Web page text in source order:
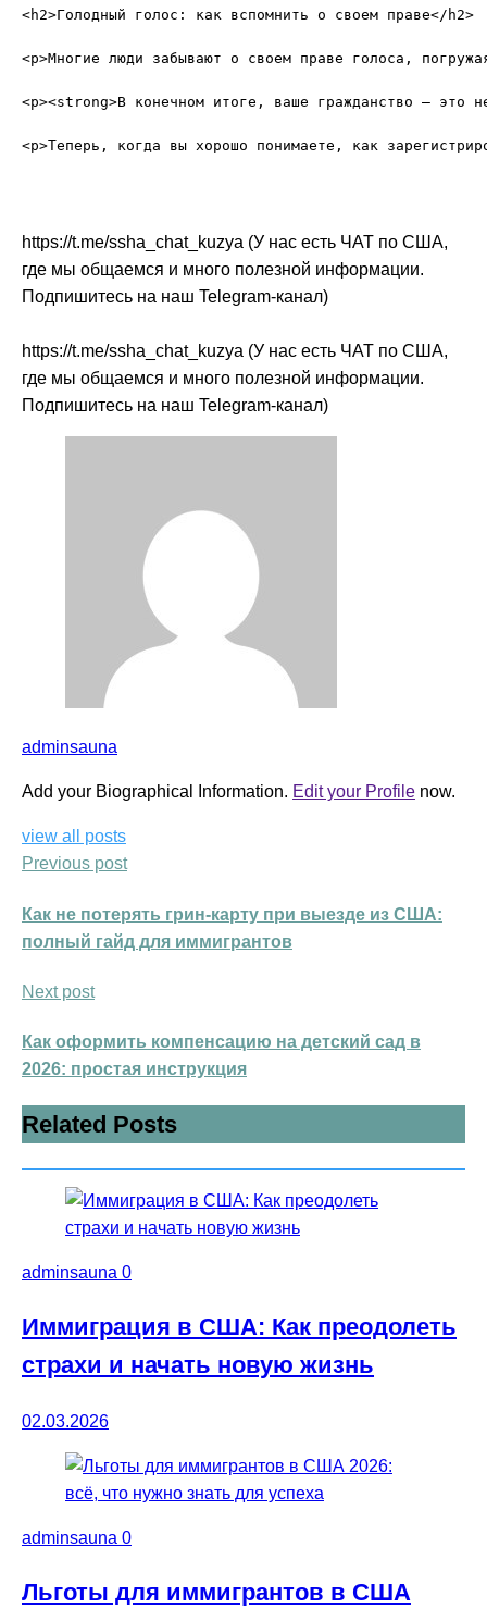
<h2>Голодный голос: как вспомнить о своем праве</h2>
<p>Многие люди забывают о своем праве голоса,
<p><strong>В конечном итоге, ваше гражданство – это
https://t.me/ssha_chat_kuzya (У нас есть ЧАТ по США,
где мы общаемся и много полезной информации.
Подпишитесь на наш Telegram-канал)
https://t.me/ssha_chat_kuzya (У нас есть ЧАТ по США,
где мы общаемся и много полезной информации.
Подпишитесь на наш Telegram-канал)
adminsauna
Add your Biographical Information. Edit your Profile now.
view all posts
Previous post
Как не потерять грин-карту при выезде из США:
полный гайд для иммигрантов
Next post
Как оформить компенсацию на детский сад в
2026: простая инструкция
Related Posts
adminsauna 0
Иммиграция в США: Как преодолеть
страхи и начать новую жизнь
02.03.2026
adminsauna 0
Льготы для иммигрантов в США